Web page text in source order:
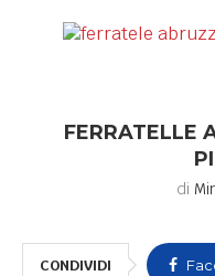
FERRATELLE
di
CONDIVIDI